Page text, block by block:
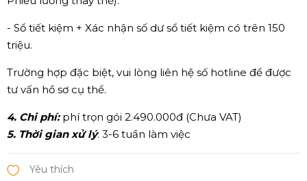
- Sổ tiết kiệm + Xác nhận số dư sổ tiết kiệm có trên 150
triệu.
Trường hợp đặc biệt, vui lòng liên hệ số hotline để được
tư vấn hồ sơ cụ thể.
4. Chi phí: phí trọn gói 2.490.000đ (Chưa VAT)
5. Thời gian xử lý: 3-6 tuần làm việc